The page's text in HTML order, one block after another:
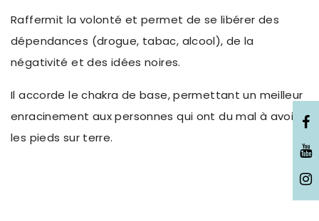
Raffermit la volonté et permet de se libérer des
dépendances (drogue, tabac, alcool), de la
négativité et des idées noires.
Il accorde le chakra de base, permettant un meilleur
enracinement aux personnes qui ont du mal à avoir
les pieds sur terre.